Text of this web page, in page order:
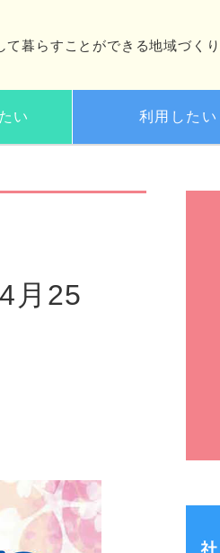
暮らすことができる地域づくり
い 利用したい
月25